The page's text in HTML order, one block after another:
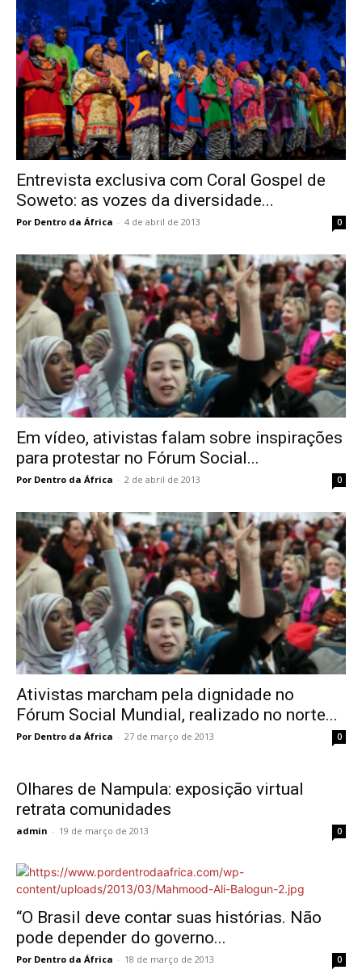
Entrevista exclusiva com Coral Gospel de
Soweto: as vozes da diversidade...
Por Dentro da África - 4 de abril de 2013 0
Em vídeo, ativistas falam sobre inspirações
para protestar no Fórum Social...
Por Dentro da África - 2 de abril de 2013 0
Ativistas marcham pela dignidade no
Fórum Social Mundial, realizado no norte...
Por Dentro da África - 27 de março de 2013 0
Olhares de Nampula: exposição virtual
retrata comunidades
admin - 19 de março de 2013 0
“O Brasil deve contar suas histórias. Não
pode depender do governo...
Por Dentro da África - 18 de março de 2013 0